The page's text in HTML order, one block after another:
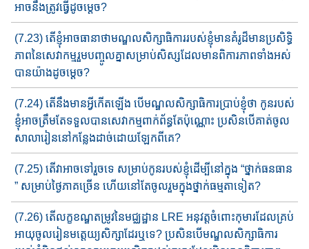
អាចនឹង​ត្រូវ​ធ្វើដូចម្ដេច?
(7.23) តើខ្ញុំអាចធានាថាមណ្ឌលសិក្សាធិការរបស់ខ្ញុំ​មានគំរូដ៏​មា​នប្រសិ​ទ្ធិ​​
ភាព​នៃ​សេវាកម្មរួមបញ្ចូលគ្នា​សម្រាប់សិស្សដែល​មានពិការភាព​ទាំង​អស់​
បាន​យ៉ាង​ដូចម្ដេច​?
(7.24) តើនឹងមានអ្វីកើតឡើង បើមណ្ឌលសិក្សាធិការប្រាប់ខ្ញុំថា កូនរប​ស់​
ខ្ញុំ​​អាចត្រឹម​តែទទួល​បាន​សេវាកម្ម​ពាក់ព័ន្ធ​តែប៉ុណ្ណោះ​ ប្រសិនបើគាត់​ចូល​
សាលារៀននៅកន្លែងដាច់ដោយឡែកពីគេ?
(7.25) តើវាអាចទៅរួចទេ សម្រាប់កូនរបស់ខ្ញុំដើម្បីនៅក្នុង “ថ្នាក់ធនធា​ន​
” សម្រា​ប់​​​ថ្ងៃភាគច្រើន ហើយនៅតែចូលរួមក្នុងថ្នាក់ធម្មតាទៀត?
(7.26) តើលក្ខខណ្ឌតម្រូវ​នៃ​មជ្ឈដ្ឋាន​ LRE អនុវត្តចំពោះកុមារដែល​គ្រប់​​​
អាយុចូល​រៀន​មត្តេយ្យសិក្សាដែរឬទេ? ប្រសិនបើមណ្ឌ​លសិក្សាធិកា​រ​